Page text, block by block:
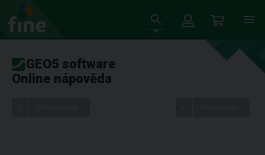
GEO5 software
Online nápověda